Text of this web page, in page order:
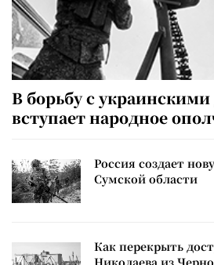
В борьбу с
вступает народное
Россия создает
Сумской области
Как перекрыть